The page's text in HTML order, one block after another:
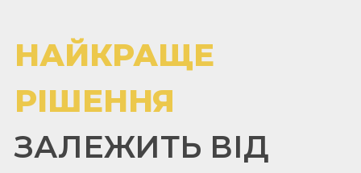
НАЙКРАЩЕ
РІШЕННЯ
ЗАЛЕЖИТЬ ВІД